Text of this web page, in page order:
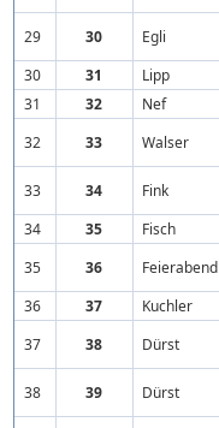
29 30 Egli
30
31 Lipp
31
32 Nef
32
33 Walser
33 34 Fink
34
35 Fisch
35
36 Feierabend
36
37 Kuchler
37
38 Dürst
38 39 Dürst